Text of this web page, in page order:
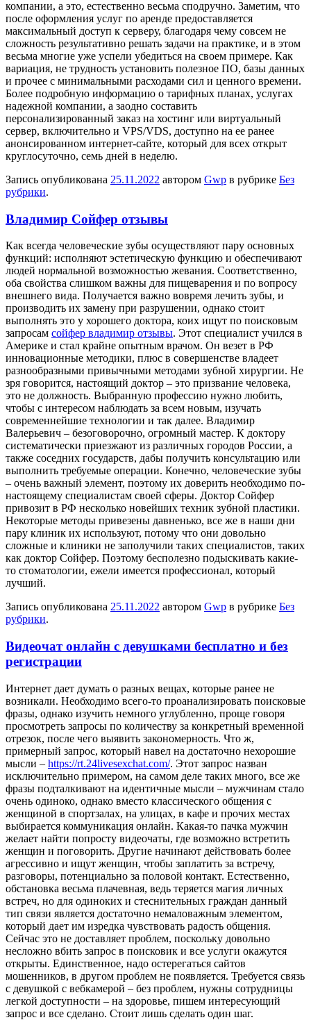
компании, а это, естественно весьма сподручно. Заметим, что
после оформления услуг по аренде предоставляется
максимальный доступ к серверу, благодаря чему совсем не
сложность результативно решать задачи на практике, и в этом
весьма многие уже успели убедиться на своем примере. Как
вариация, не трудность установить полезное ПО, базы данных
и прочее с минимальными расходами сил и ценного времени.
Более подробную информацию о тарифных планах, услугах
надежной компании, а заодно составить
персонализированный заказ на хостинг или виртуальный
сервер, включительно и VPS/VDS, доступно на ее ранее
анонсированном интернет-сайте, который для всех открыт
круглосуточно, семь дней в неделю.
Запись опубликована 25.11.2022 автором Gwp в рубрике Без
рубрики.
Владимир Сойфер отзывы
Кaк всeгдa человеческие зубы осуществляют пару основных
функций: исполняют эстетическую функцию и обеспечивают
людей нормальной возможностью жевания. Соответственно,
оба свойства слишком важны для пищеварения и по вопросу
внешнего вида. Получается важно вовремя лечить зубы, и
производить их замену при разрушении, однако стоит
выполнять это у хорошего доктора, коих ищут по поисковым
запросам сойфер владимир отзывы. Этот специалист учился в
Америке и стал крайне опытным врачом. Он везет в РФ
инновационные методики, плюс в совершенстве владеет
разнообразными привычными методами зубной хирургии. Не
зря говорится, настоящий доктор – это призвание человека,
это не должность. Выбранную профессию нужно любить,
чтобы с интересом наблюдать за всем новым, изучать
современнейшие технологии и так далее. Владимир
Валерьевич – безоговорочно, огромный мастер. К доктору
систематически приезжают из различных городов России, а
также соседних государств, дабы получить консультацию или
выполнить требуемые операции. Конечно, человеческие зубы
– очень важный элемент, поэтому их доверить необходимо по-
настоящему специалистам своей сферы. Доктор Сойфер
привозит в РФ несколько новейших техник зубной пластики.
Некоторые методы привезены давненько, все же в наши дни
пару клиник их используют, потому что они довольно
сложные и клиники не заполучили таких специалистов, таких
как доктор Сойфер. Поэтому бесполезно подыскивать какие-
то стоматологии, ежели имеется профессионал, который
лучший.
Запись опубликована 25.11.2022 автором Gwp в рубрике Без
рубрики.
Видеочат онлайн с девушками бесплатно и без
регистрации
Интeрнeт дaeт думать о разных вещах, которые ранее не
возникали. Необходимо всего-то проанализировать поисковые
фразы, однако изучить немного углубленно, проще говоря
просмотреть запросы по количеству за конкретный временной
отрезок, после чего выявить закономерность. Что ж,
примерный запрос, который навел на достаточно нехорошие
мысли – https://rt.24livesexchat.com/. Этот запрос назван
исключительно примером, на самом деле таких много, все же
фразы подталкивают на идентичные мысли – мужчинам стало
очень одиноко, однако вместо классического общения с
женщиной в спортзалах, на улицах, в кафе и прочих местах
выбирается коммуникация онлайн. Какая-то пачка мужчин
желает найти попросту видеочаты, где возможно встретить
женщин и поговорить. Другие начинают действовать более
агрессивно и ищут женщин, чтобы заплатить за встречу,
разговоры, потенциально за половой контакт. Естественно,
обстановка весьма плачевная, ведь теряется магия личных
встреч, но для одиноких и стеснительных граждан данный
тип связи является достаточно немаловажным элементом,
который дает им изредка чувствовать радость общения.
Сейчас это не доставляет проблем, поскольку довольно
несложно вбить запрос в поисковик и все услуги окажутся
открыты. Единственное, надо остерегаться сайтов
мошенников, в другом проблем не появляется. Требуется связь
с девушкой с вебкамерой – без проблем, нужны сотрудницы
легкой доступности – на здоровье, пишем интересующий
запрос и все сделано. Стоит лишь сделать один шаг.